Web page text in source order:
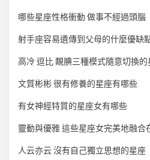
哪些星座性格衝動 做事不經過頭腦
射手座容易遺傳到父母的什麼優缺
高冷 逗比 靦腆三種模式隨意切換的
文質彬彬 很有修養的星座有哪些
有女神經特質的星座女有哪些
靈動與優雅 這些星座女完美地融合
人云亦云 沒有自己獨立思想的星座